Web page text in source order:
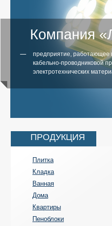
Компания
предприятие, работающее
кабельно-проводниковой
электротехнических
ПРОДУКЦИЯ
Плитка
Кладка
Ванная
Дома
Квартиры
Пеноблоки